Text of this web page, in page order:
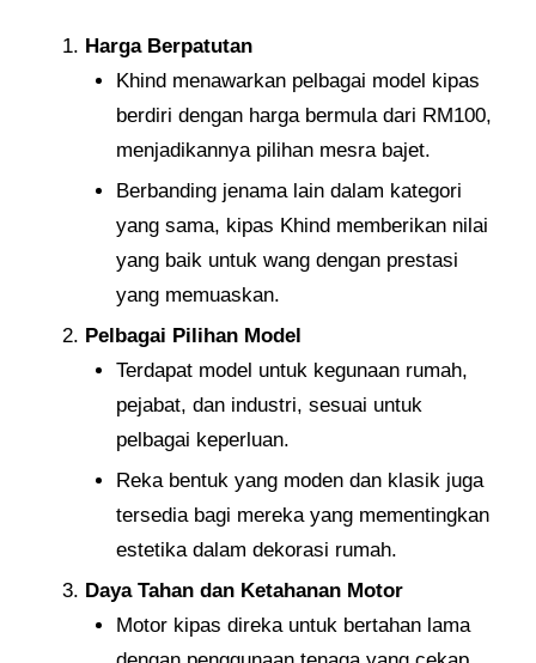
Harga Berpatutan
Khind menawarkan pelbagai model kipas
berdiri dengan harga bermula dari RM100,
menjadikannya pilihan mesra bajet.
Berbanding jenama lain dalam kategori
yang sama, kipas Khind memberikan nilai
yang baik untuk wang dengan prestasi
yang memuaskan.
Pelbagai Pilihan Model
Terdapat model untuk kegunaan rumah,
pejabat, dan industri, sesuai untuk
pelbagai keperluan.
Reka bentuk yang moden dan klasik juga
tersedia bagi mereka yang mementingkan
estetika dalam dekorasi rumah.
Daya Tahan dan Ketahanan Motor
Motor kipas direka untuk bertahan lama